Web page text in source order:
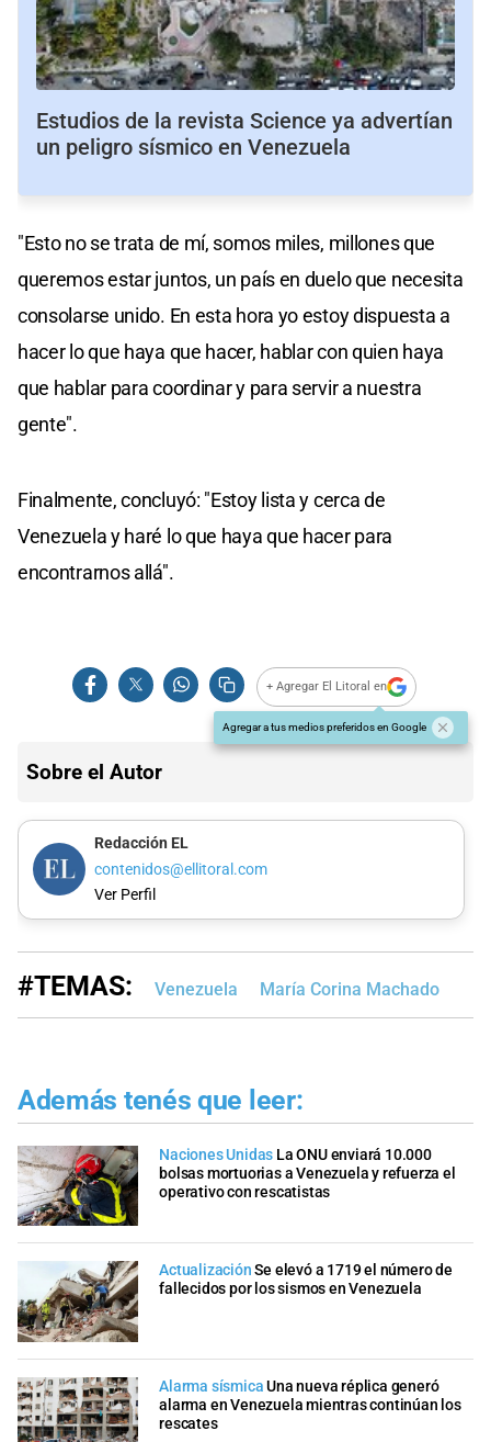
Estudios de la revista Science ya advertían
un peligro sísmico en Venezuela
"Esto no se trata de mí, somos miles, millones que
queremos estar juntos, un país en duelo que necesita
consolarse unido. En esta hora yo estoy dispuesta a
hacer lo que haya que hacer, hablar con quien haya
que hablar para coordinar y para servir a nuestra
gente".
Finalmente, concluyó: "Estoy lista y cerca de
Venezuela y haré lo que haya que hacer para
encontrarnos allá".
+ Agregar El Litoral en
Agregar a tus medios preferidos en Google
Sobre el Autor
Redacción EL
contenidos@ellitoral.com
Ver Perfil
#TEMAS: Venezuela María Corina Machado
Además tenés que leer:
Naciones Unidas La ONU enviará 10.000
bolsas mortuorias a Venezuela y refuerza el
operativo con rescatistas
Actualización Se elevó a 1719 el número de
fallecidos por los sismos en Venezuela
Alarma sísmicaUna nueva réplica generó
alarma en Venezuela mientras continúan los
rescates